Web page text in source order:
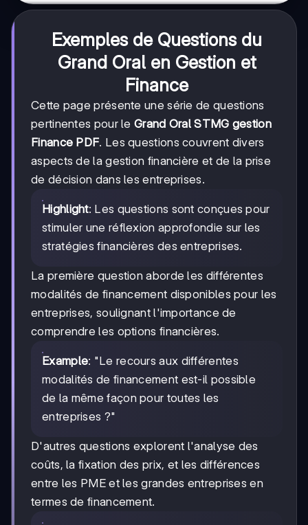
Exemples de Questions du
Grand Oral en Gestion et
Finance
Cette page présente une série de questions
pertinentes pour leGrand Oral STMG gestion
Finance PDF. Les questions couvrent divers
aspects de la gestion financière et de la prise
de décision dans les entreprises.
Highlight: Les questions sont conçues pour
stimuler une réflexion approfondie sur les
stratégies financières des entreprises.
La première question aborde les différentes
modalités de financement disponibles pour les
entreprises, soulignant l'importance de
comprendre les options financières.
Example: "Le recours aux différentes
modalités de financement est-il possible
de la même façon pour toutes les
entreprises ?"
D'autres questions explorent l'analyse des
coûts, la fixation des prix, et les différences
entre les PME et les grandes entreprises en
termes de financement.